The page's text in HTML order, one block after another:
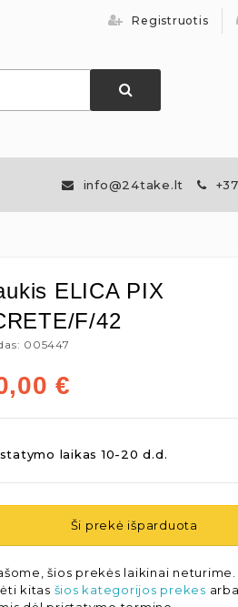
Registruotis
info@24take.lt
ELICA PIX
F/42
005447
€
laikas 10-20 d.d.
Ši prekė išparduota
šios prekės laikinai
kitas šios kategorijos prekes